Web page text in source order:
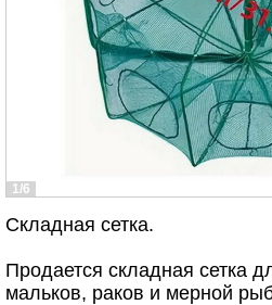
1/6
Складная сетка.
Продается складная сетка
мальков, раков и мерной